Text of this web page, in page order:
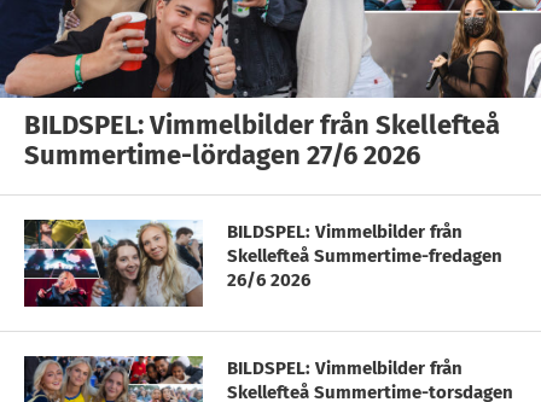
BILDSPEL: Vimmelbilder från Skellefteå
Summertime-lördagen 27/6 2026
BILDSPEL: Vimmelbilder från
Skellefteå Summertime-fredagen
26/6 2026
BILDSPEL: Vimmelbilder från
Skellefteå Summertime-torsdagen